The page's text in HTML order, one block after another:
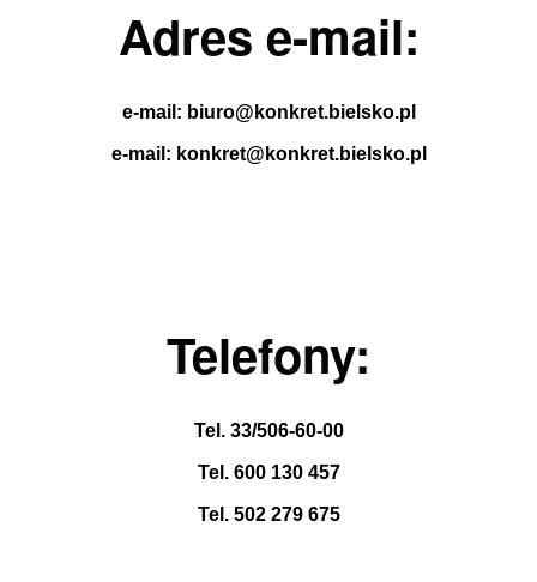
Adres e-mail:
e-mail: biuro@konkret.bielsko.pl
e-mail: konkret@konkret.bielsko.pl
Telefony:
Tel. 33/506-60-00
Tel. 600 130 457
Tel. 502 279 675